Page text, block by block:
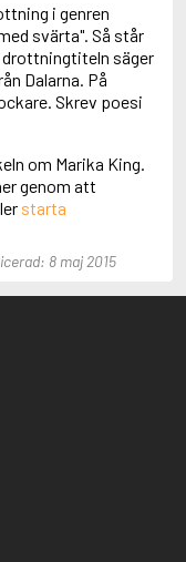
i genren
svärta". Så står
drottningtiteln säger
Dalarna. På
Skrev poesi
om Marika King.
genom att
starta
8 maj 2015